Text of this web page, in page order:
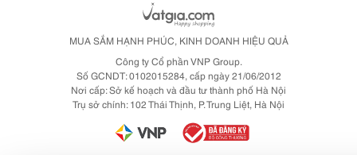
MUA SẮM HẠNH PHÚC, KINH DOANH HIỆU QUẢ
Công ty Cổ phần VNP Group.
Số GCNDT: 0102015284, cấp ngày 21/06/2012
Nơi cấp: Sở kế hoạch và đầu tư thành phố Hà Nội
Trụ sở chính: 102 Thái Thịnh, P. Trung Liệt, Hà Nội